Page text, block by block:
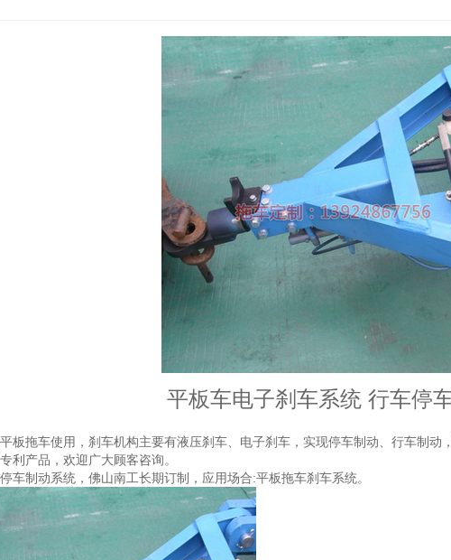
平板车电子刹车系统 行车停
板拖车使用，刹车机构主要有液压刹车、电子刹车，实现停车制动、行车制动
利产品，欢迎广大顾客咨询。
车制动系统，佛山南工长期订制，应用场合:平板拖车刹车系统。